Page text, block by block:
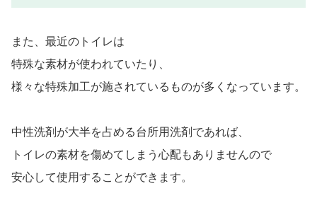
また、最近のトイレは
特殊な素材が使われていたり、
様々な特殊加工が施されているものが多くなっています。
中性洗剤が大半を占める台所用洗剤であれば、
トイレの素材を傷めてしまう心配もありませんので
安心して使用することができます。